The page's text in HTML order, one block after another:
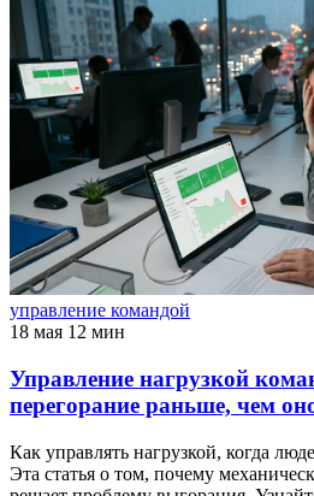
управление командой
18 мая 12 мин
Управление нагрузкой
перегорание раньше, чем
Как управлять нагрузкой, когда
Эта статья о том, почему